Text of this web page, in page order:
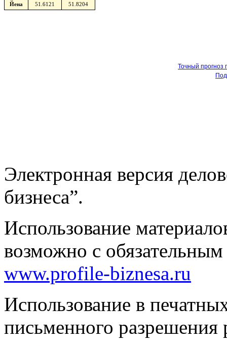
Йена
51.6121 51.8204
Точный прогноз
Электронная версия
бизнеса”.
Использование
возможно с
www.profile-biznesa.ru
Использование в
письменного разрешения